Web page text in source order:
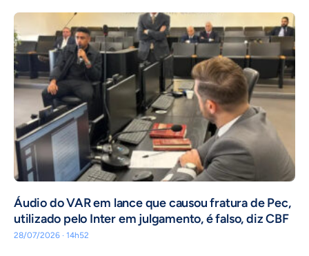
Áudio do VAR em lance que causou fratura de Pec,
utilizado pelo Inter em julgamento, é falso, diz CBF
28/07/2026 · 14h52